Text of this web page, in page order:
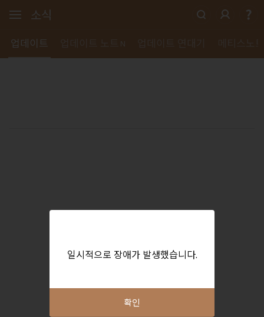
소식
업데이트 N
일시적으로 장애가 발생했습니다.
확인